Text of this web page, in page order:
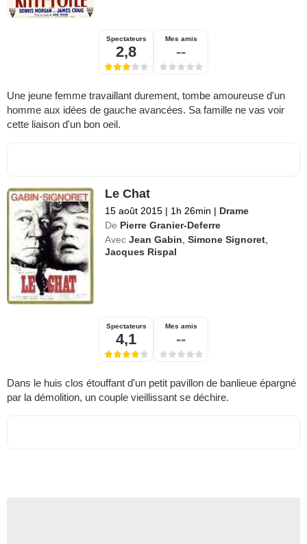
Spectateurs
2,8
Mes amis
--
Une jeune femme travaillant durement, tombe amoureuse d'un
homme aux idées de gauche avancées. Sa famille ne vas voir
cette liaison d'un bon oeil.
Le Chat
15 août 2015 | 1h 26min | Drame
De Pierre Granier-Deferre
Avec Jean Gabin ,Simone Signoret
Jacques Rispal
Spectateurs
4,1
Mes amis
--
Dans le huis clos étouffant d'un petit pavillon de banlieue épargné
par la démolition, un couple vieillissant se déchire.